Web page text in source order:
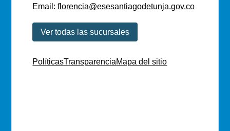
Email:florencia@esesantiagodetunja.gov.co
Ver todas las sucursales
PolíticasTransparenciaMapa del sitio